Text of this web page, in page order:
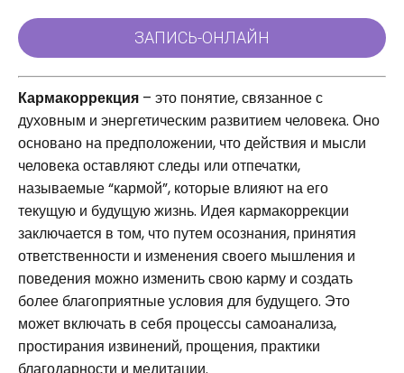
Кармакоррекция – это понятие, связанное с
духовным и энергетическим развитием человека. Оно
основано на предположении, что действия и мысли
человека оставляют следы или отпечатки,
называемые “кармой”, которые влияют на его
текущую и будущую жизнь. Идея кармакоррекции
заключается в том, что путем осознания, принятия
ответственности и изменения своего мышления и
поведения можно изменить свою карму и создать
более благоприятные условия для будущего. Это
может включать в себя процессы самоанализа,
простирания извинений, прощения, практики
благодарности и медитации.